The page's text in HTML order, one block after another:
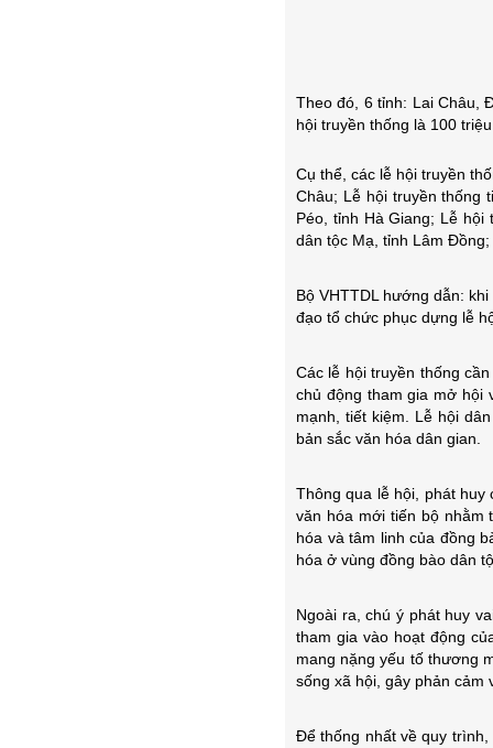
Theo đó, 6 tỉnh: Lai Châu,
hội truyền thống là 100
Cụ thể, các lễ hội truyền
Châu; Lễ hội truyền thống
Péo, tỉnh Hà Giang; Lễ
dân tộc Mạ, tỉnh Lâm
Bộ VHTTDL hướng dẫn:
đạo tổ chức phục dựng lễ
Các lễ hội truyền thống
chủ động tham gia mở hội
mạnh, tiết kiệm. Lễ hội
bản sắc văn hóa dân gian.
Thông qua lễ hội, phát huy
văn hóa mới tiến bộ nhằm
hóa và tâm linh của đồng
hóa ở vùng đồng bào dân
Ngoài ra, chú ý phát huy
tham gia vào hoạt động
mang nặng yếu tố thương
sống xã hội, gây phản cảm
Để thống nhất về quy